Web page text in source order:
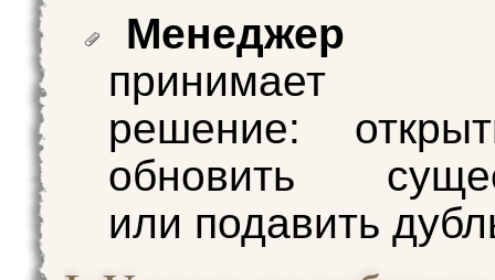
Менеджер
принимает
решение:
обновить
или подавить